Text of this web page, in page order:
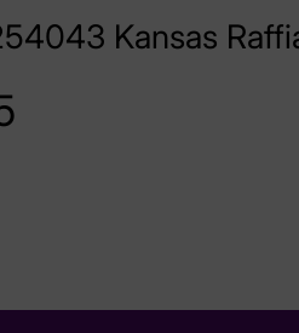
Kansas